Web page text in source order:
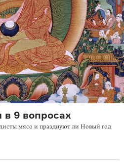
9 вопросах
мясо и празднуют ли Новый год